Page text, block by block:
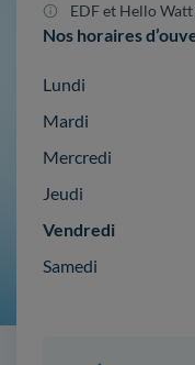
EDF et Hello
Nos horaires
Lundi
Mardi
Mercredi
Jeudi
Vendredi
Samedi